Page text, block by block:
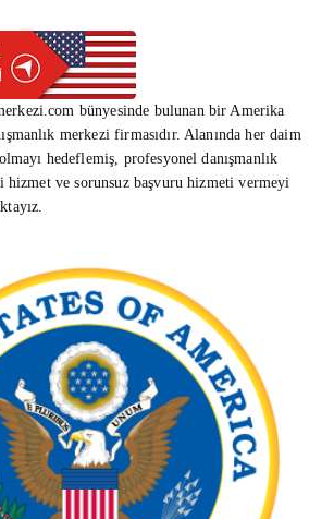
bünyesinde bulunan bir Amerika
merkezi firmasıdır. Alanında her daim
hedeflemiş, profesyonel danışmanlık
ve sorunsuz başvuru hizmeti vermeyi